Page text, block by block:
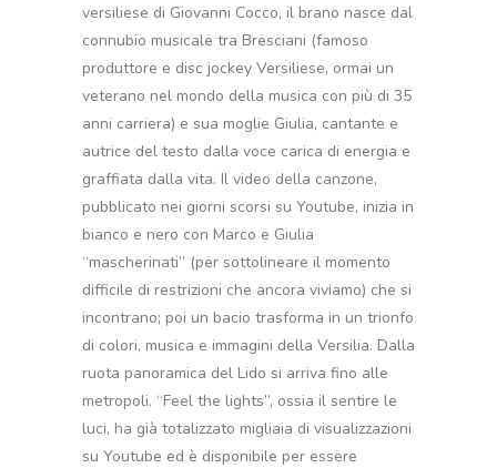
versiliese di Giovanni Cocco, il brano nasce dal
connubio musicale tra Bresciani (famoso
produttore e disc jockey Versiliese, ormai un
veterano nel mondo della musica con più di 35
anni carriera) e sua moglie Giulia, cantante e
autrice del testo dalla voce carica di energia e
graffiata dalla vita. Il video della canzone,
pubblicato nei giorni scorsi su Youtube, inizia in
bianco e nero con Marco e Giulia
“mascherinati” (per sottolineare il momento
difficile di restrizioni che ancora viviamo) che si
incontrano; poi un bacio trasforma in un trionfo
di colori, musica e immagini della Versilia. Dalla
ruota panoramica del Lido si arriva fino alle
metropoli. “Feel the lights”, ossia il sentire le
luci, ha già totalizzato migliaia di visualizzazioni
su Youtube ed è disponibile per essere